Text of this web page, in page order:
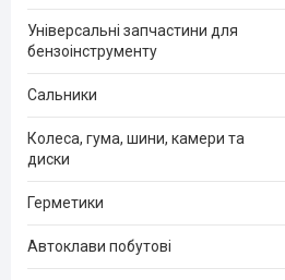
Універсальні запчастини для
бензоінструменту
Сальники
Колеса, гума, шини, камери та
диски
Герметики
Автоклави побутові